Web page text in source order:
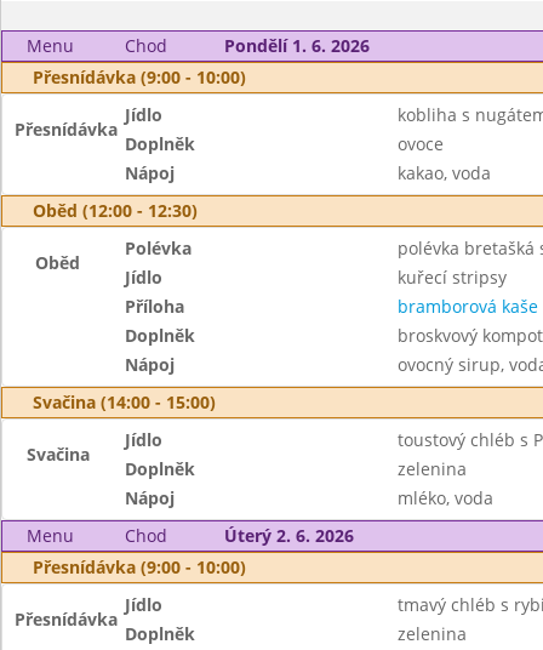
Menu Chod
Pondělí 1. 6. 2026
Přesnídávka (9:00 - 10:00)
Přesnídávka
Jídlo
kobliha s
Doplněk
ovoce
Nápoj
kakao, voda
Oběd (12:00 - 12:30)
Oběd
Polévka
polévka bretašká
Jídlo
kuřecí stripsy
Příloha
bramborová kaše
Doplněk
broskvový kompot
Nápoj
ovocný sirup,
Svačina (14:00 - 15:00)
Svačina
Jídlo
toustový chléb s
Doplněk
zelenina
Nápoj
mléko, voda
Menu
Chod
Úterý 2. 6. 2026
Přesnídávka (9:00 - 10:00)
Přesnídávka
Jídlo
tmavý chléb s
Doplněk
zelenina